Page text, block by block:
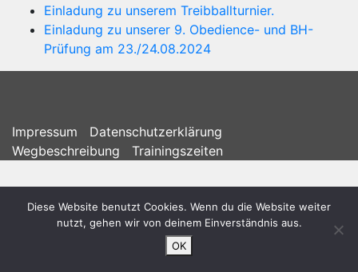
Einladung zu unserem Treibballturnier.
Einladung zu unserer 9. Obedience- und BH-
Prüfung am 23./24.08.2024
Impressum
Datenschutzerklärung
Wegbeschreibung
Trainingszeiten
Diese Website benutzt Cookies. Wenn du die Website weiter
nutzt, gehen wir von deinem Einverständnis aus.
OK